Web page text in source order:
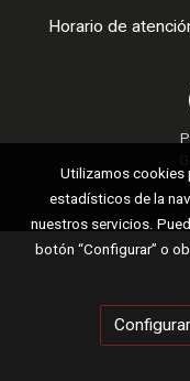
Horario de
Utilizamos cookies
estadísticos de la
nuestros servicios.
botón “Configurar” o
Configurar